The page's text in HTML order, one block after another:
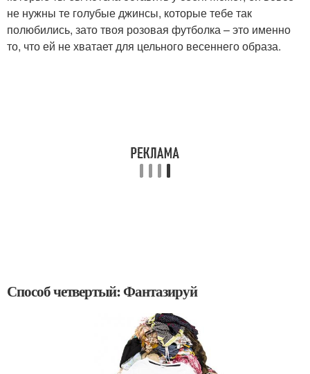
не нужны те голубые джинсы, которые тебе так
полюбились, зато твоя розовая футболка – это именно
то, что ей не хватает для цельного весеннего образа.
Способ четвертый: Фантазируй